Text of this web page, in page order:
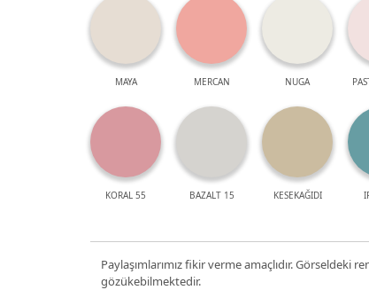
MAYA MERCAN NUGA
KORAL 55 BAZALT 15 KESEKAĞIDI
Paylaşımlarımız fikir verme amaçlıdır. Görseldeki
gözükebilmektedir.